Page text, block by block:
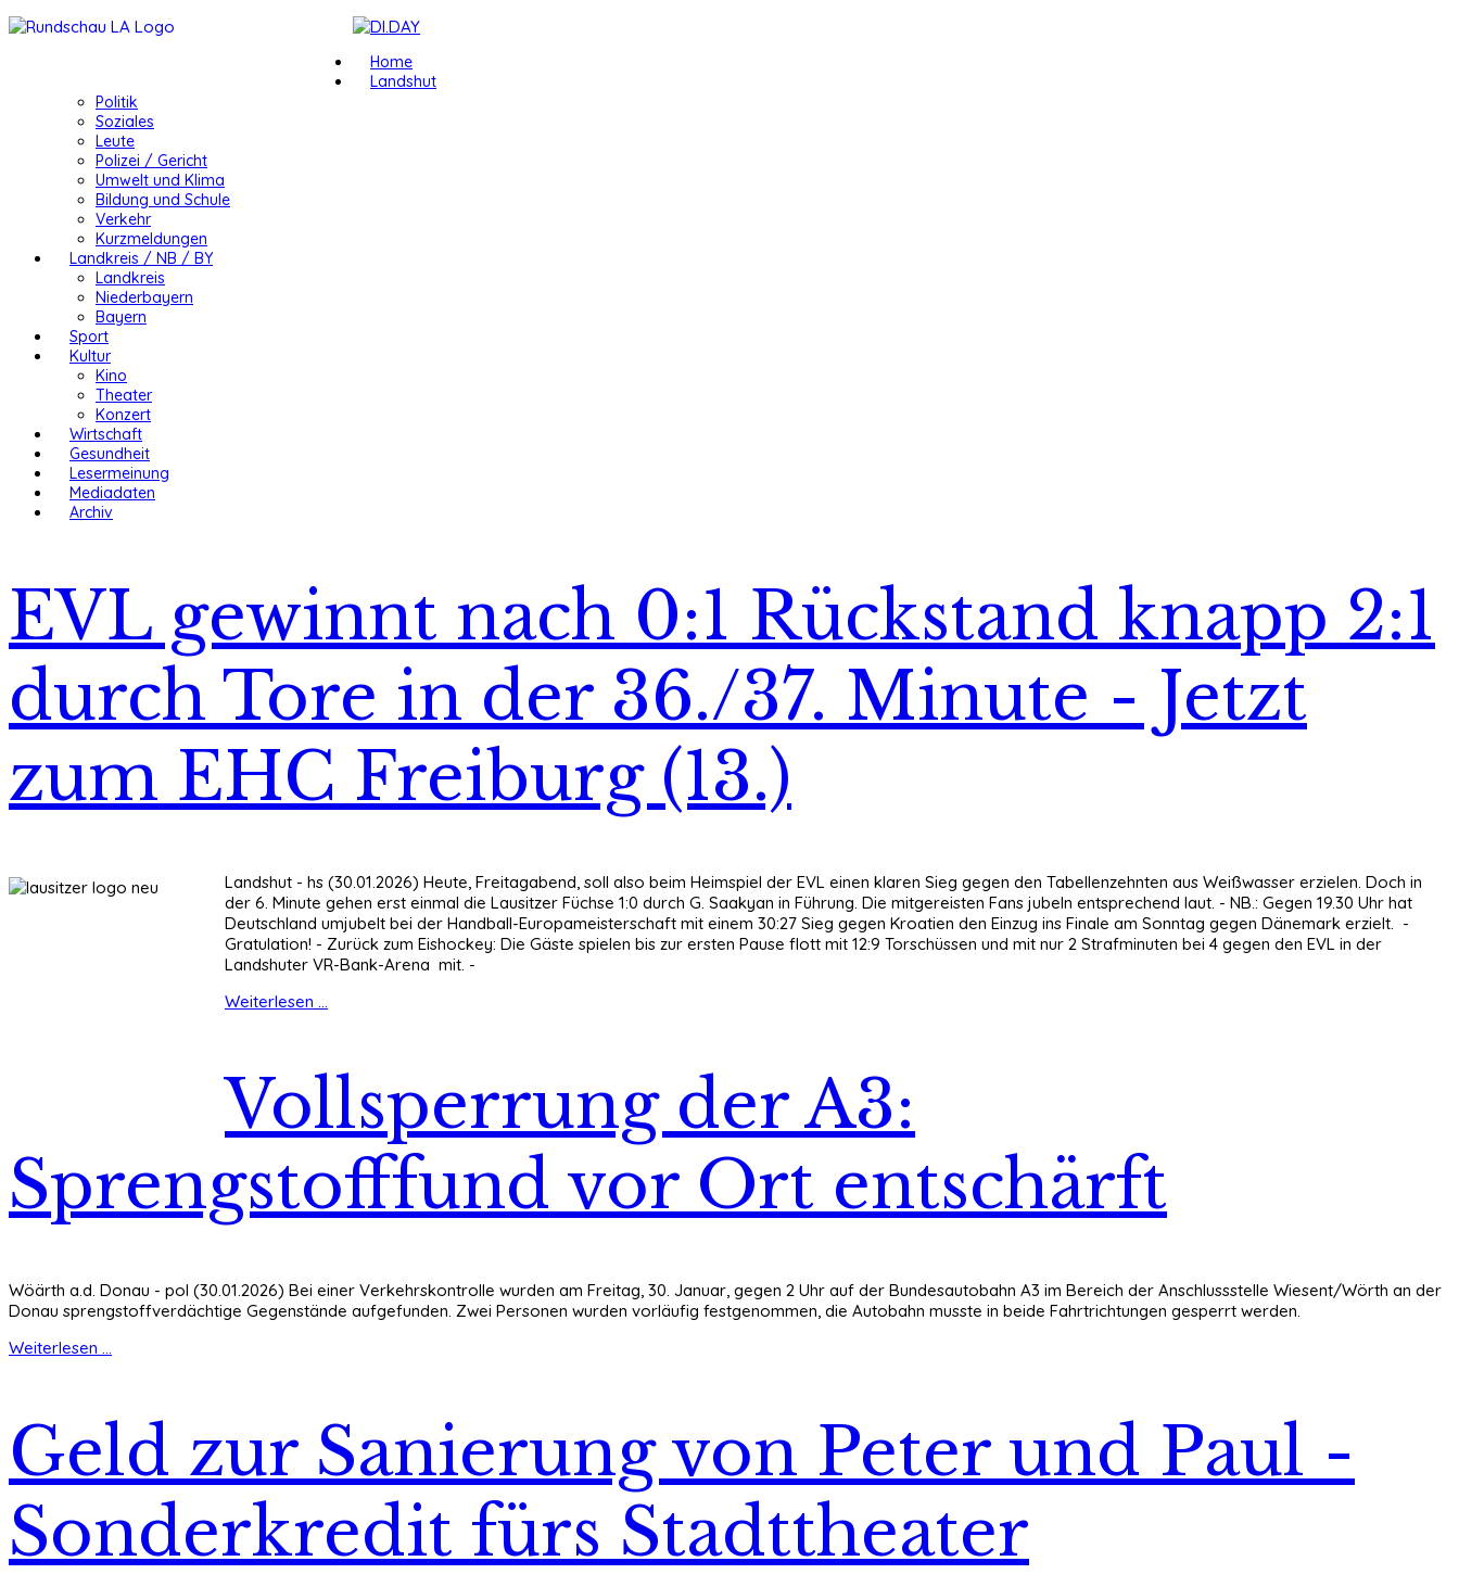
Home
Landshut
Politik
Soziales
Leute
Polizei / Gericht
Umwelt und Klima
Bildung und Schule
Verkehr
Kurzmeldungen
Landkreis / NB / BY
Landkreis
Niederbayern
Bayern
Sport
Kultur
Kino
Theater
Konzert
Wirtschaft
Gesundheit
Lesermeinung
Mediadaten
Archiv
EVL gewinnt nach 0:1 Rückstand knapp 2:1
durch Tore in der 36./37. Minute - Jetzt
zum EHC Freiburg (13.)
Landshut - hs (30.01.2026) Heute, Freitagabend, soll also beim Heimspiel der EVL einen klaren Sieg gegen den Tabellenzehnten aus Weißwasser erzielen. Doch in
der 6. Minute gehen erst einmal die Lausitzer Füchse 1:0 durch G. Saakyan in Führung. Die mitgereisten Fans jubeln entsprechend laut. - NB.: Gegen 19.30 Uhr hat
Deutschland umjubelt bei der Handball-Europameisterschaft mit einem 30:27 Sieg gegen Kroatien den Einzug ins Finale am Sonntag gegen Dänemark erzielt. -
Gratulation! - Zurück zum Eishockey: Die Gäste spielen bis zur ersten Pause flott mit 12:9 Torschüssen und mit nur 2 Strafminuten bei 4 gegen den EVL in der
Landshuter VR-Bank-Arena mit. -
Weiterlesen ...
Vollsperrung der A3:
Sprengstofffund vor Ort entschärft
Wöärth a.d. Donau - pol (30.01.2026) Bei einer Verkehrskontrolle wurden am Freitag, 30. Januar, gegen 2 Uhr auf der Bundesautobahn A3 im Bereich der Anschlussstelle Wiesent/Wörth an der
Donau sprengstoffverdächtige Gegenstände aufgefunden. Zwei Personen wurden vorläufig festgenommen, die Autobahn musste in beide Fahrtrichtungen gesperrt werden.
Weiterlesen ...
Geld zur Sanierung von Peter und Paul -
Sonderkredit fürs Stadttheater